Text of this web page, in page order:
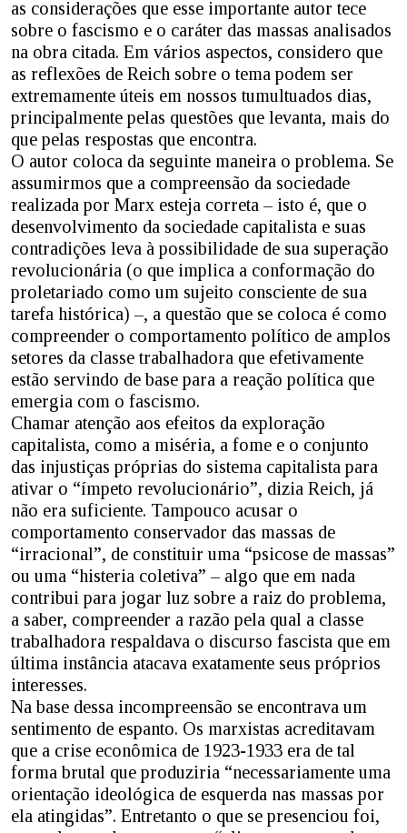
as considerações que esse importante autor tece
sobre o fascismo e o caráter das massas analisados
na obra citada. Em vários aspectos, considero que
as reflexões de Reich sobre o tema podem ser
extremamente úteis em nossos tumultuados dias,
principalmente pelas questões que levanta, mais do
que pelas respostas que encontra.
O autor coloca da seguinte maneira o problema. Se
assumirmos que a compreensão da sociedade
realizada por Marx esteja correta – isto é, que o
desenvolvimento da sociedade capitalista e suas
contradições leva à possibilidade de sua superação
revolucionária (o que implica a conformação do
proletariado como um sujeito consciente de sua
tarefa histórica) –, a questão que se coloca é como
compreender o comportamento político de amplos
setores da classe trabalhadora que efetivamente
estão servindo de base para a reação política que
emergia com o fascismo.
Chamar atenção aos efeitos da exploração
capitalista, como a miséria, a fome e o conjunto
das injustiças próprias do sistema capitalista para
ativar o “ímpeto revolucionário”, dizia Reich, já
não era suficiente. Tampouco acusar o
comportamento conservador das massas de
“irracional”, de constituir uma “psicose de massas”
ou uma “histeria coletiva” – algo que em nada
contribui para jogar luz sobre a raiz do problema,
a saber, compreender a razão pela qual a classe
trabalhadora respaldava o discurso fascista que em
última instância atacava exatamente seus próprios
interesses.
Na base dessa incompreensão se encontrava um
sentimento de espanto. Os marxistas acreditavam
que a crise econômica de 1923-1933 era de tal
forma brutal que produziria “necessariamente uma
orientação ideológica de esquerda nas massas por
ela atingidas”. Entretanto o que se presenciou foi,